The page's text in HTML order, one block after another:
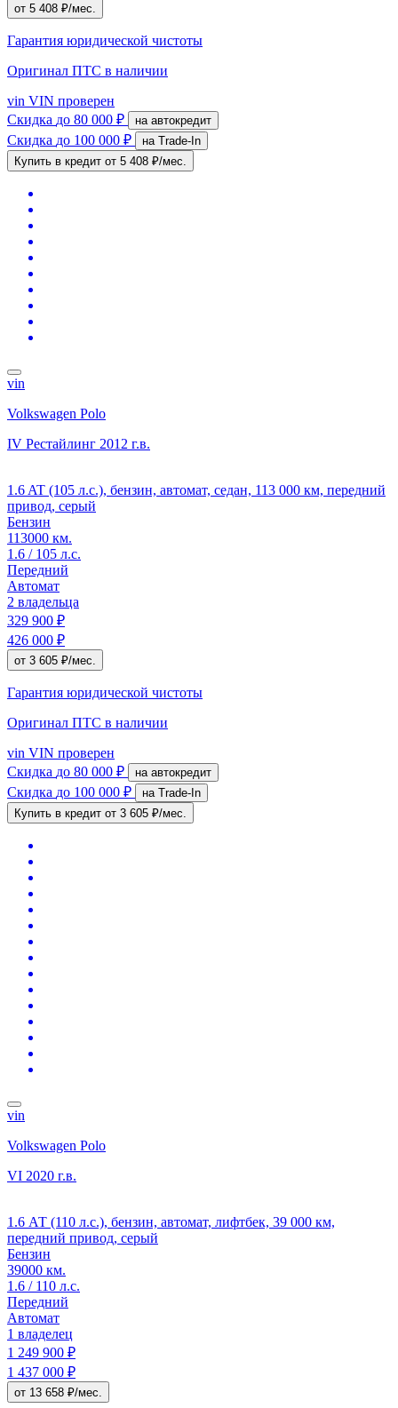
от 5 408 ₽/мес.
Гарантия юридической чистоты
Оригинал ПТС в наличии
vin VIN проверен
Скидка до 80 000 ₽ на автокредит
Скидка до 100 000 ₽
на Trade-In
Купить в кредит от 5 408 ₽/мес.
vin
Volkswagen Polo
IV Рестайлинг 2012 г.в.
1.6 AT (105 л.с.), бензин, автомат, седан, 113 000 км, передний
привод, серый
Бензин
113000 км.
1.6 / 105 л.с.
Передний
Автомат
2 владельца
329 900 ₽
426 000 ₽
от 3 605 ₽/мес.
Гарантия юридической чистоты
Оригинал ПТС в наличии
vin VIN проверен
Скидка до 80 000 ₽ на автокредит
Скидка до 100 000 ₽
на Trade-In
Купить в кредит от 3 605 ₽/мес.
vin
Volkswagen Polo
VI 2020 г.в.
1.6 АТ (110 л.с.), бензин, автомат, лифтбек, 39 000 км,
передний привод, серый
Бензин
39000 км.
1.6 / 110 л.с.
Передний
Автомат
1 владелец
1 249 900 ₽
1 437 000 ₽
от 13 658 ₽/мес.